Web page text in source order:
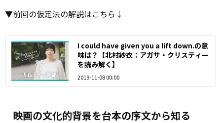
▼前回の仮定法の解説はこちら↓
I could have given you a lift down.の意
味は？【北村紗衣：アガサ・クリスティー
を読み解く】
2019-11-08 00:00
映画の文化的背景を台本の序文から知る